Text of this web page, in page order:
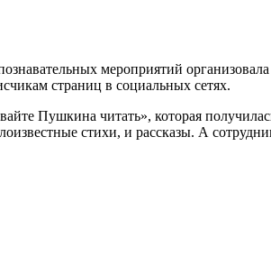
мероприятий
страниц в социальных сетях.
Пушкина читать», которая
стихи, и рассказы. А